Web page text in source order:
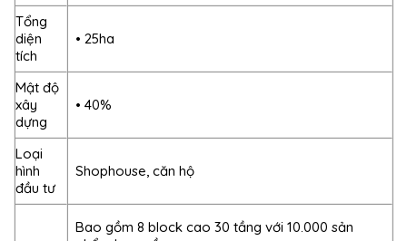
Tổng
diện
tích
• 25ha
Mật độ
xây
dựng
• 40%
Loại
hình
đầu tư
Shophouse, căn hộ
Bao gồm 8 block cao 30 tầng với 10.000 sản